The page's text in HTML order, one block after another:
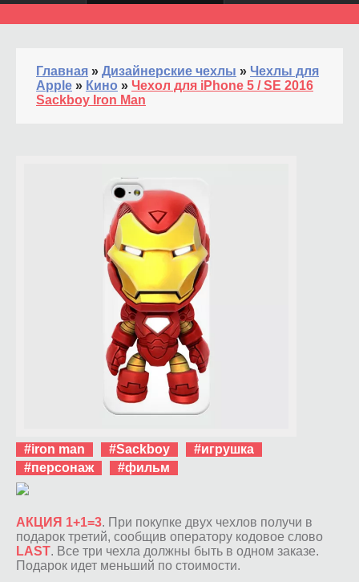
Главная » Дизайнерские чехлы » Чехлы для
Apple » Кино » Чехол для iPhone 5 / SE 2016
Sackboy Iron Man
#iron man #Sackboy
#игрушка
#персонаж
#фильм
АКЦИЯ 1+1=3. При покупке двух чехлов получи в
подарок третий, сообщив оператору кодовое слово
LAST. Все три чехла должны быть в одном заказе.
Подарок идет меньший по стоимости.